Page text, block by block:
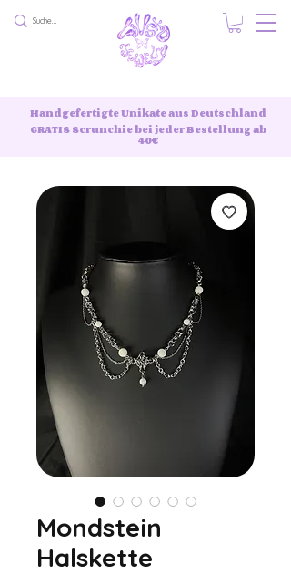
Handgefertigte Unikate aus Deutschland
GRATIS Scrunchie bei jeder Bestellung ab
40€
Mondstein
Halskette